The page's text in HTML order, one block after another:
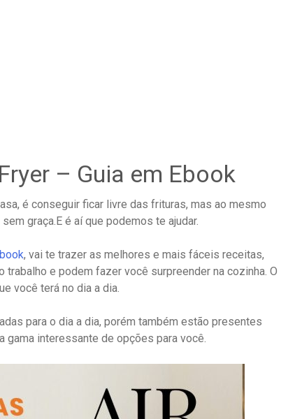
– Guia em Ebook
é conseguir ficar livre das frituras, mas ao mesmo
graça.E é aí que podemos te ajudar.
, vai te trazer as melhores e mais fáceis receitas,
e podem fazer você surpreender na cozinha. O
você terá no dia a dia.
para o dia a dia, porém também estão presentes
gama interessante de opções para você.